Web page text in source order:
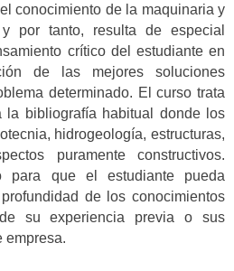
conocimiento de la maquinaria y
y por tanto, resulta de especial
crítico del estudiante en
de las mejores soluciones
determinado. El curso trata
la bibliografía habitual donde los
hidrogeología, estructuras,
puramente constructivos.
para que el estudiante pueda
de los conocimientos
su experiencia previa o sus
empresa.